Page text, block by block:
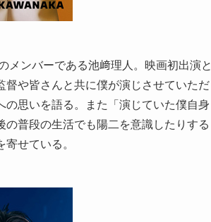
メンバーである池﨑理人。映画初出演と
や皆さんと共に僕が演じさせていただ
思いを語る。また「演じていた僕自身
普段の生活でも陽二を意識したりする
せている。